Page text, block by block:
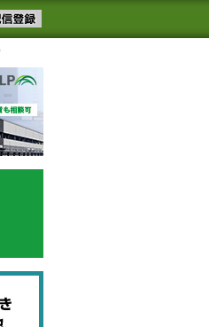
ースメール配信を登録す